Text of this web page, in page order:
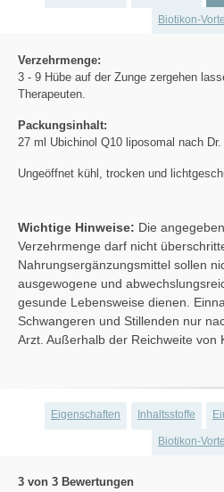
Biotikon-
Verzehrmenge:
3 - 9 Hübe auf der Zunge zergehen
Therapeuten.
Packungsinhalt:
27 ml Ubichinol Q10 liposomal nach
Ungeöffnet kühl, trocken und
Wichtige Hinweise: Die
Verzehrmenge darf nicht
Nahrungsergänzungsmittel sollen
ausgewogene und
gesunde Lebensweise dienen.
Schwangeren und Stillenden nur
Arzt. Außerhalb der Reichweite von
Eigenschaften Inhaltsstoffe
Biotikon-
3 von 3 Bewertungen